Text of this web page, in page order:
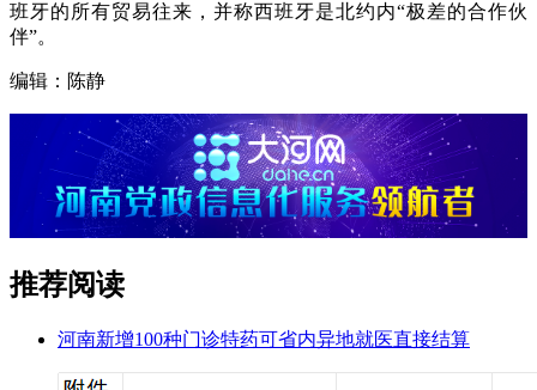
班牙的所有贸易往来，并称西班牙是北约内“极差的合作伙
伴”。
编辑：陈静
推荐阅读
河南新增100种门诊特药可省内异地就医直接结算